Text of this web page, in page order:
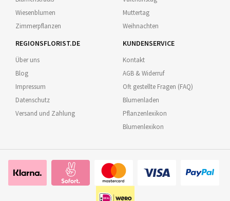
Wiesenblumen
Zimmerpflanzen
Muttertag
Weihnachten
REGIONSFLORIST.DE
Über uns
Blog
Impressum
Datenschutz
Versand und Zahlung
KUNDENSERVICE
Kontakt
AGB & Widerruf
Oft gestellte Fragen (FAQ)
Blumenladen
Pflanzenlexikon
Blumenlexikon